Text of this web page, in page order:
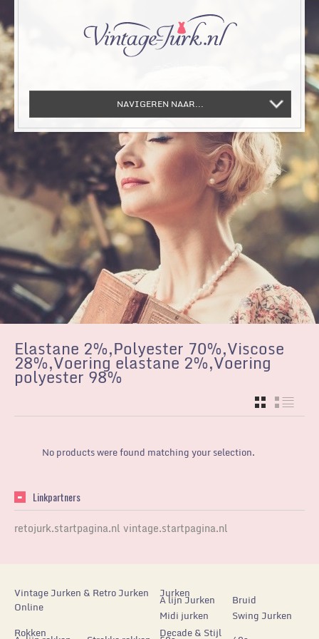
NAVIGEREN NAAR...
Elastane 2%,Polyester 70%,Viscose
28%,Voering elastane 2%,Voering
polyester 98%
GRID
No products were found matching your selection.
Linkpartners
retojurk.startpagina.nl vintage.startpagina.nl
Vintage Jurken & Retro Jurken
Online
Jurken
A lijn Jurken
Bruid
Midi jurken
Swing Jurken
Rokken
Decade & Stijl